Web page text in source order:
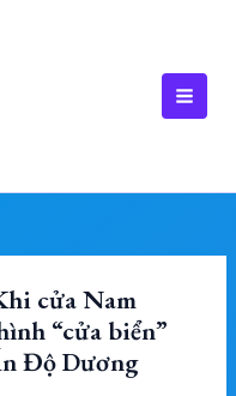
cửa Nam
“cửa biển”
Độ Dương